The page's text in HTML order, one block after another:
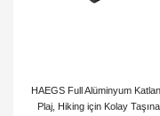
HAEGS Full Alüminyum
Plaj, Hiking için Kolay